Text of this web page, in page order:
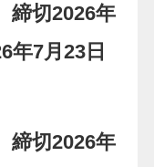
切2026年
7月23日
切2026年